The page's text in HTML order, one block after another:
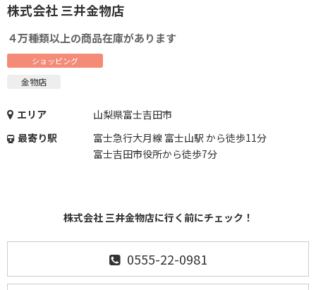
株式会社 三井金物店
４万種類以上の商品在庫があります
ショッピング
金物店
エリア
山梨県富士吉田市
最寄り駅
富士急行大月線 富士山駅 から徒歩11分
富士吉田市役所から徒歩7分
株式会社 三井金物店に行く前にチェック！
0555-22-0981